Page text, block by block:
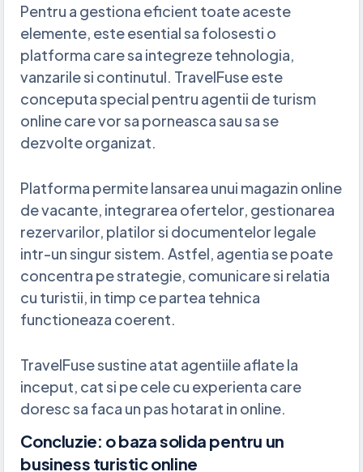
Pentru a gestiona eficient toate aceste
elemente, este esential sa folosesti o
platforma care sa integreze tehnologia,
vanzarile si continutul. TravelFuse este
conceputa special pentru agentii de turism
online care vor sa porneasca sau sa se
dezvolte organizat.
Platforma permite lansarea unui magazin online
de vacante, integrarea ofertelor, gestionarea
rezervarilor, platilor si documentelor legale
intr-un singur sistem. Astfel, agentia se poate
concentra pe strategie, comunicare si relatia
cu turistii, in timp ce partea tehnica
functioneaza coerent.
TravelFuse sustine atat agentiile aflate la
inceput, cat si pe cele cu experienta care
doresc sa faca un pas hotarat in online.
Concluzie: o baza solida pentru un
business turistic online